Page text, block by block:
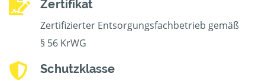
Zertifikat
Zertifizierter Entsorgungsfachbetrieb gemäß
§ 56 KrWG
Schutzklasse